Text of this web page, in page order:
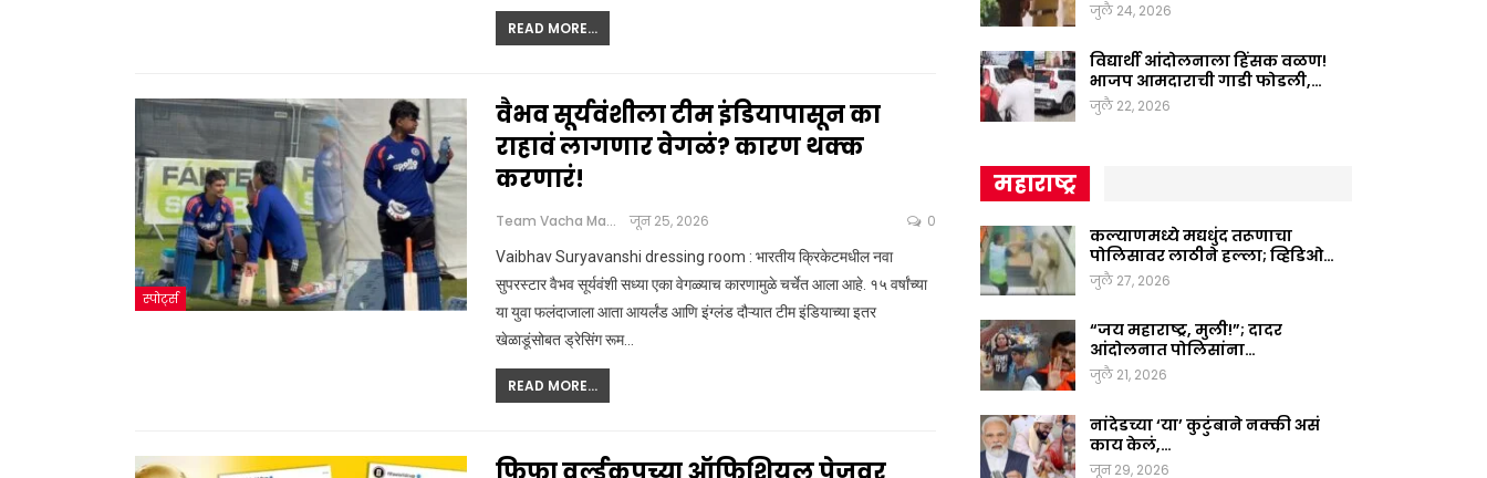
READ MORE...
स्पोर्ट्स
वैभव सूर्यवंशीला टीम इंडियापासून का
राहावं लागणार वेगळं? कारण थक्क
करणारं!
Team Vacha Marathi जून 25, 2026 0
Vaibhav Suryavanshi dressing room : भारतीय क्रिकेटमधील नवा
सुपरस्टार वैभव सूर्यवंशी सध्या एका वेगळ्याच कारणामुळे चर्चेत आला आहे. १५ वर्षांच्या
या युवा फलंदाजाला आता आयर्लंड आणि इंग्लंड दौऱ्यात टीम इंडियाच्या इतर
खेळाडूंसोबत ड्रेसिंग रूम…
READ MORE...
जुलै 24, 2026
विद्यार्थी आंदोलनाला हिंसक वळण!
भाजप आमदाराची गाडी फोडली,…
जुलै 22, 2026
महाराष्ट्र
कल्याणमध्ये मद्यधुंद तरूणाचा
पोलिसावर लाठीने हल्ला; व्हिडिओ…
जुलै 27, 2026
“जय महाराष्ट्र, मुली!”; दादर
आंदोलनात पोलिसांना…
जुलै 21, 2026
नांदेडच्या ‘या’ कुटुंबाने नक्की असं
काय केलं,…
जून 29, 2026